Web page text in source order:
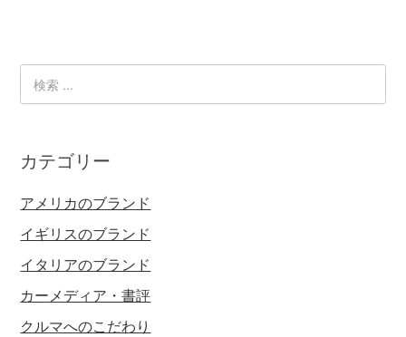
カテゴリー
アメリカのブランド
イギリスのブランド
イタリアのブランド
カーメディア・書評
クルマへのこだわり